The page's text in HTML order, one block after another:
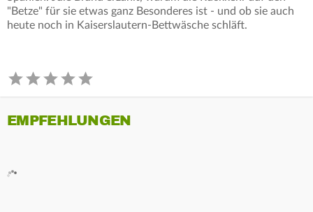
"Betze" für sie etwas ganz Besonderes ist - und ob sie auch
heute noch in Kaiserslautern-Bettwäsche schläft.
EMPFEHLUNGEN